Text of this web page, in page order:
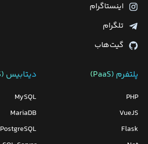
اینستاگرام
تلگرام
گیت‌هاب
پلتفرم (PaaS)
PHP
VueJS
Flask
دیتابیس‌ (DBaaS)
MySQL
MariaDB
PostgreSQL